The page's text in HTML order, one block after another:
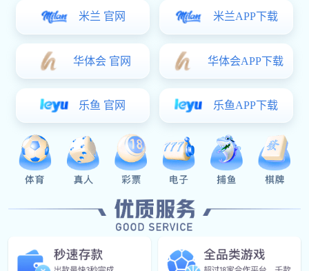
产品概述
帧数据系统（DFA）是login_亿万28·(官方)代理招商直营平
析、数据查看、数据计算分析为一体的工程软件。DFA软件
对用户的数据格式进行配置，形成模板，解析数据时引擎分
析数据，匹配事先配置好的模板，将数据中的参数/通道拆解
出来，形成方便查看的csv标准格式文件，然后直接在程序
中查看和分析。
应用领域